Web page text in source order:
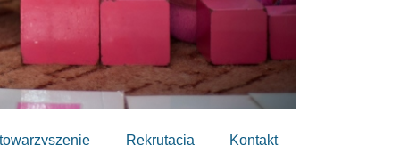
Rekrutacja Kontakt